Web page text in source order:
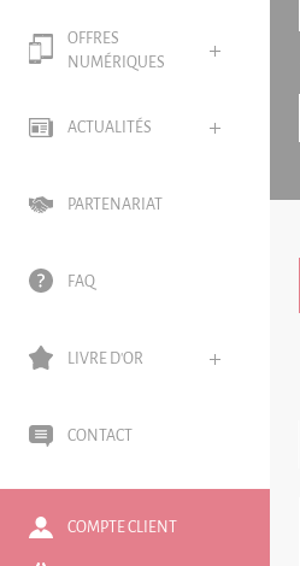
OFFRES
NUMÉRIQUES
ACTUALITÉS
PARTENARIAT
FAQ
LIVRE D'OR
CONTACT
COMPTE CLIENT